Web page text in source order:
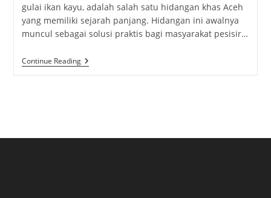
gulai ikan kayu, adalah salah satu hidangan khas Aceh
yang memiliki sejarah panjang. Hidangan ini awalnya
muncul sebagai solusi praktis bagi masyarakat pesisir…
Continue ReadingGulee
Keumamah: